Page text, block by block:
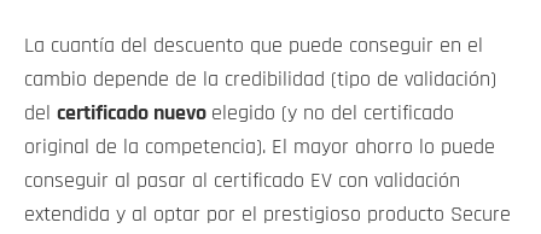
La cuantía del descuento que puede conseguir en el
cambio depende de la credibilidad (tipo de validación)
del certificado nuevo elegido (y no del certificado
original de la competencia). El mayor ahorro lo puede
conseguir al pasar al certificado EV con validación
extendida y al optar por el prestigioso producto Secure